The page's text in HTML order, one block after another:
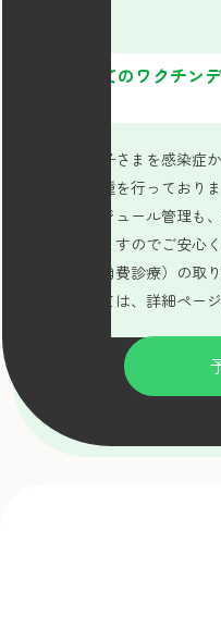
はじめてのワクチン
大切なお子さまを感染症
び任意接種を行っており
種のスケジュール管理も
いいたしますのでご安心
意接種（自費診療）の取
つきましては、詳細ペー